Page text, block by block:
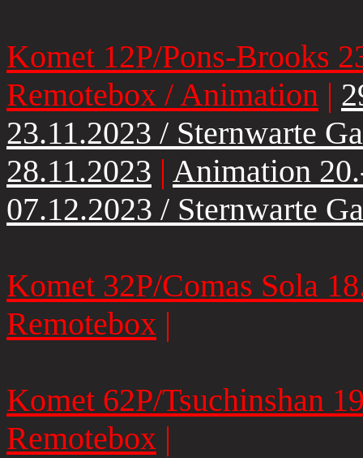
Komet 12P/Pons-Brooks
Remotebox / Animation |
23.11.2023 / Sternwarte
28.11.2023 | Animation
07.12.2023 / Sternwarte
Komet 32P/Comas Sola
Remotebox |
Komet 62P/Tsuchinshan
Remotebox |